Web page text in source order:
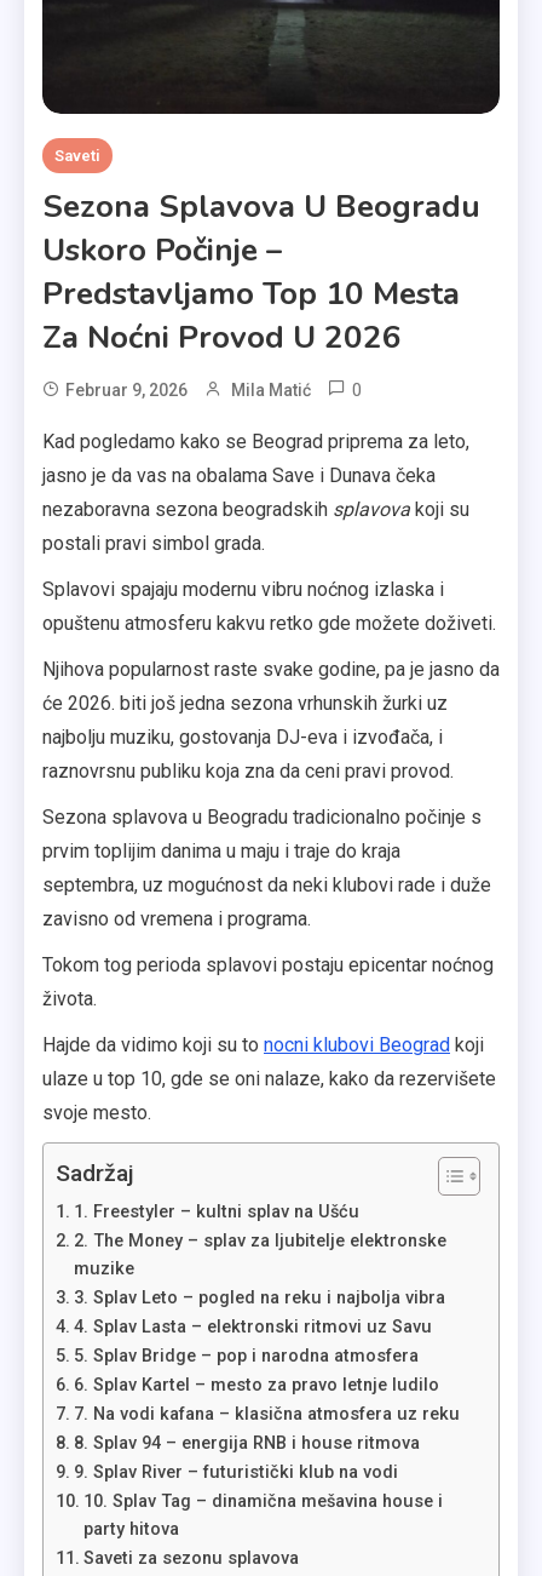
Saveti
Sezona Splavova U Beogradu
Uskoro Počinje –
Predstavljamo Top 10 Mesta
Za Noćni Provod U 2026
Februar 9, 2026 Mila Matić 0
Kad pogledamo kako se Beograd priprema za leto,
jasno je da vas na obalama Save i Dunava čeka
nezaboravna sezona beogradskih splavova koji su
postali pravi simbol grada.
Splavovi spajaju modernu vibru noćnog izlaska i
opuštenu atmosferu kakvu retko gde možete doživeti.
Njihova popularnost raste svake godine, pa je jasno da
će 2026. biti još jedna sezona vrhunskih žurki uz
najbolju muziku, gostovanja DJ-eva i izvođača, i
raznovrsnu publiku koja zna da ceni pravi provod.
Sezona splavova u Beogradu tradicionalno počinje s
prvim toplijim danima u maju i traje do kraja
septembra, uz mogućnost da neki klubovi rade i duže
zavisno od vremena i programa.
Tokom tog perioda splavovi postaju epicentar noćnog
života.
Hajde da vidimo koji su to nocni klubovi Beograd koji
ulaze u top 10, gde se oni nalaze, kako da rezervišete
svoje mesto.
Sadržaj
1. Freestyler – kultni splav na Ušću
2. The Money – splav za ljubitelje elektronske
muzike
3. Splav Leto – pogled na reku i najbolja vibra
4. Splav Lasta – elektronski ritmovi uz Savu
5. Splav Bridge – pop i narodna atmosfera
6. Splav Kartel – mesto za pravo letnje ludilo
7. Na vodi kafana – klasična atmosfera uz reku
8. Splav 94 – energija RNB i house ritmova
9. Splav River – futuristički klub na vodi
10. Splav Tag – dinamična mešavina house i
party hitova
Saveti za sezonu splavova